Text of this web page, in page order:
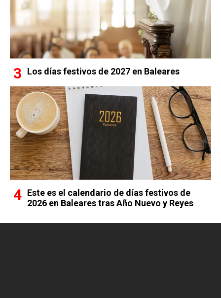
Los días festivos de 2027 en Baleares
Este es el calendario de días festivos de
2026 en Baleares tras Año Nuevo y Reyes